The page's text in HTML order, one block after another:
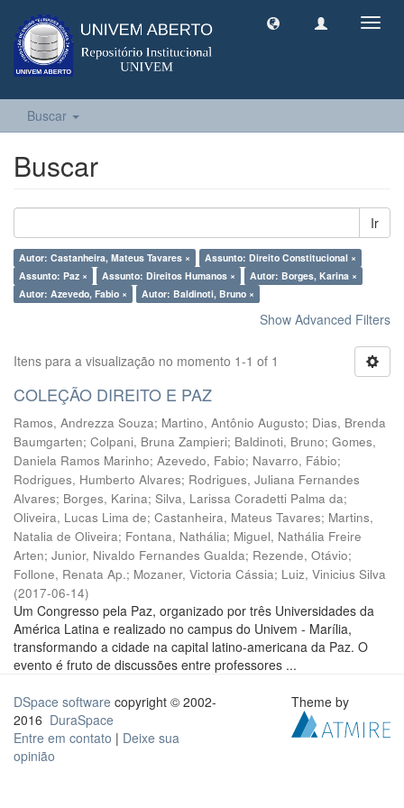
Buscar
Buscar
Ir
Autor: Castanheira, Mateus Tavares ×
Assunto: Direito Constitucional ×
Assunto: Paz ×
Assunto: Direitos Humanos ×
Autor: Borges, Karina ×
Autor: Azevedo, Fabio ×
Autor: Baldinoti, Bruno ×
Show Advanced Filters
Itens para a visualização no momento 1-1 of 1
COLEÇÃO DIREITO E PAZ
Ramos, Andrezza Souza; Martino, Antônio Augusto; Dias, Brenda
Baumgarten; Colpani, Bruna Zampieri; Baldinoti, Bruno; Gomes,
Daniela Ramos Marinho; Azevedo, Fabio; Navarro, Fábio;
Rodrigues, Humberto Alvares; Rodrigues, Juliana Fernandes
Alvares; Borges, Karina; Silva, Larissa Coradetti Palma da;
Oliveira, Lucas Lima de; Castanheira, Mateus Tavares; Martins,
Natalia de Oliveira; Fontana, Nathália; Miguel, Nathália Freire
Arten; Junior, Nivaldo Fernandes Gualda; Rezende, Otávio;
Follone, Renata Ap.; Mozaner, Victoria Cássia; Luiz, Vinicius Silva
(2017-06-14)
Um Congresso pela Paz, organizado por três Universidades da
América Latina e realizado no campus do Univem - Marília,
transformando a cidade na capital latino-americana da Paz. O
evento é fruto de discussões entre professores ...
DSpace software copyright © 2002-
2016 DuraSpace
Entre em contato | Deixe sua
opinião
Theme by